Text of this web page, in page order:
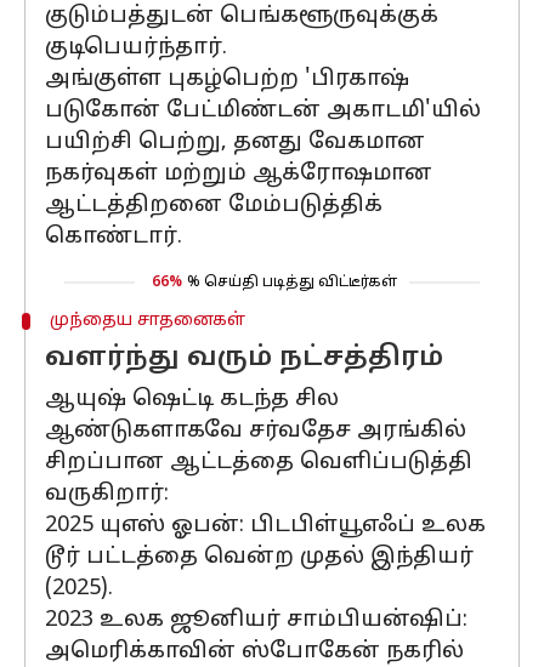
குடும்பத்துடன் பெங்களூருவுக்குக்
குடிபெயர்ந்தார்.
அங்குள்ள புகழ்பெற்ற 'பிரகாஷ்
படுகோன் பேட்மிண்டன் அகாடமி'யில்
பயிற்சி பெற்று, தனது வேகமான
நகர்வுகள் மற்றும் ஆக்ரோஷமான
ஆட்டத்திறனை மேம்படுத்திக்
கொண்டார்.
66% % செய்தி படித்து விட்டீர்கள்
முந்தைய சாதனைகள்
வளர்ந்து வரும் நட்சத்திரம்
ஆயுஷ் ஷெட்டி கடந்த சில
ஆண்டுகளாகவே சர்வதேச அரங்கில்
சிறப்பான ஆட்டத்தை வெளிப்படுத்தி
வருகிறார்:
2025 யுஎஸ் ஓபன்: பிடபிள்யூஎஃப் உலக
டூர் பட்டத்தை வென்ற முதல் இந்தியர்
(2025).
2023 உலக ஜூனியர் சாம்பியன்ஷிப்:
அமெரிக்காவின் ஸ்போகேன் நகரில்